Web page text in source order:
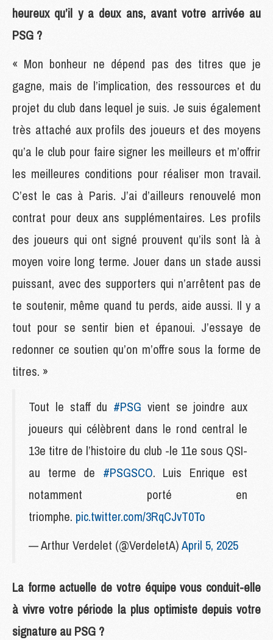
heureux qu’il y a deux ans, avant votre arrivée au
PSG ?
« Mon bonheur ne dépend pas des titres que je
gagne, mais de l’implication, des ressources et du
projet du club dans lequel je suis. Je suis également
très attaché aux profils des joueurs et des moyens
qu’a le club pour faire signer les meilleurs et m’offrir
les meilleures conditions pour réaliser mon travail.
C’est le cas à Paris. J’ai d’ailleurs renouvelé mon
contrat pour deux ans supplémentaires. Les profils
des joueurs qui ont signé prouvent qu’ils sont là à
moyen voire long terme. Jouer dans un stade aussi
puissant, avec des supporters qui n’arrêtent pas de
te soutenir, même quand tu perds, aide aussi. Il y a
tout pour se sentir bien et épanoui. J’essaye de
redonner ce soutien qu’on m’offre sous la forme de
titres. »
Tout le staff du #PSG vient se joindre aux
joueurs qui célèbrent dans le rond central le
13e titre de l’histoire du club -le 11e sous QSI-
au terme de #PSGSCO. Luis Enrique est
notamment porté en
triomphe. pic.twitter.com/3RqCJvT0To
— Arthur Verdelet (@VerdeletA)April 5, 2025
La forme actuelle de votre équipe vous conduit-elle
à vivre votre période la plus optimiste depuis votre
signature au PSG ?